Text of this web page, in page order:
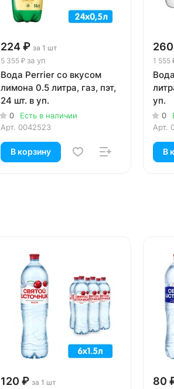
224 ₽ за 1 шт
5 355 ₽ за уп
Вода Perrier со вкусом
лимона 0.5 литра, газ, пэт,
24 шт. в уп.
0
Есть в наличии
Арт. 0042523
В корзину
1 555
уп.
0
Арт.
В
120 ₽ за 1 шт
80